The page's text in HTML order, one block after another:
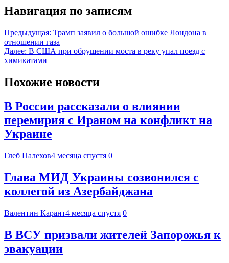
Навигация по записям
Предыдущая: Трамп заявил о большой ошибке Лондона в
отношении газа
Далее: В США при обрушении моста в реку упал поезд с
химикатами
Похожие новости
В России рассказали о влиянии
перемирия с Ираном на конфликт на
Украине
Глеб Палехов4 месяца спустя 0
Глава МИД Украины созвонился с
коллегой из Азербайджана
Валентин Карант4 месяца спустя 0
В ВСУ призвали жителей Запорожья к
эвакуации